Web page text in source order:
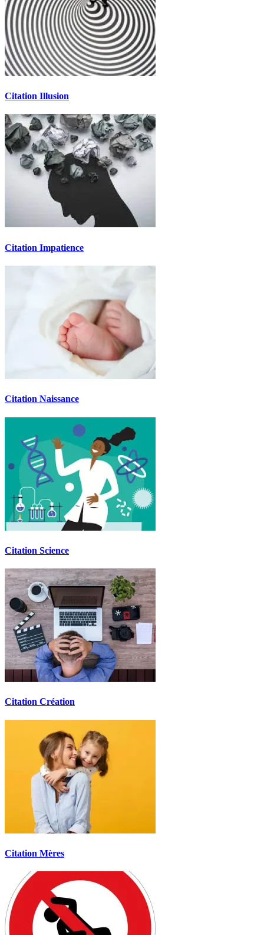
Citation Illusion
Citation Impatience
Citation Naissance
Citation Science
Citation Création
Citation Mères